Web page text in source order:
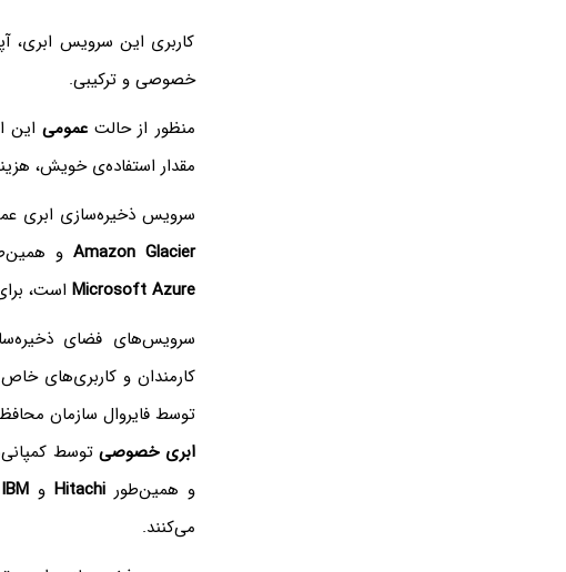
کاربری این سرویس ابری،
خصوصی و ترکیبی.
منظور از حالت عمومیاین
مقدار استفاده‌ی خویش،
سرویس ذخیره‌سازی ابری
Amazon Glacier و
Microsoft Azure است،
سرویس‌های فضای
کارمندان و کاربری‌های
توسط فایروال سازمان
ابری خصوصیتوسط
و همین‌طورHitachi و IBM
می‌کنند.